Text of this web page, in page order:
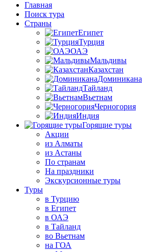
Главная
Поиск тура
Страны
Египет
Турция
ОАЭ
Мальдивы
Казахстан
Доминикана
Тайланд
Вьетнам
Черногория
Индия
Горящие туры
Акции
из Алматы
из Астаны
По странам
На праздники
Экскурсионные туры
Туры
в Турцию
в Египет
в ОАЭ
в Тайланд
во Вьетнам
на ГОА